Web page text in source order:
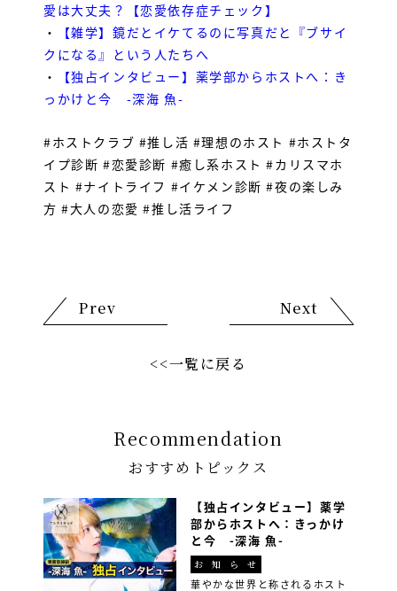
愛は大丈夫？【恋愛依存症チェック】
・
【雑学】鏡だとイケてるのに写真だと『ブサイ
クになる』という人たちへ
・
【独占インタビュー】薬学部からホストへ：き
っかけと今 -深海 魚-
#ホストクラブ #推し活 #理想のホスト #ホストタ
イプ診断 #恋愛診断 #癒し系ホスト #カリスマホ
スト #ナイトライフ #イケメン診断 #夜の楽しみ
方 #大人の恋愛 #推し活ライフ
Prev Next
<<一覧に戻る
Recommendation
おすすめトピックス
【独占インタビュー】薬学
部からホストへ：きっかけ
と今 -深海 魚-
お知らせ
華やかな世界と称されるホスト